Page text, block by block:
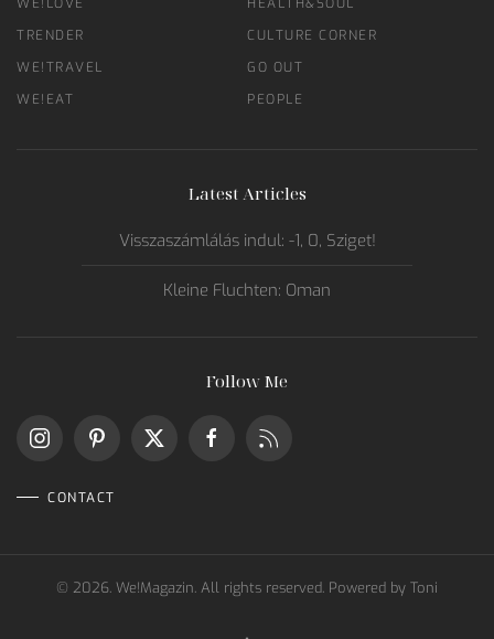
TRENDER
WE!TRAVEL
WE!EAT
CULTURE CORNER
GO OUT
PEOPLE
Latest Articles
Visszaszámlálás indul: -1, 0, Sziget!
Kleine Fluchten: Oman
Follow Me
CONTACT
© 2026. We!Magazin. All rights reserved. Powered by Toni